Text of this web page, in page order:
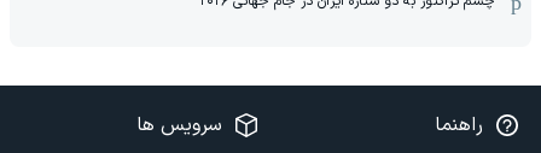
راهنما سرویس ها